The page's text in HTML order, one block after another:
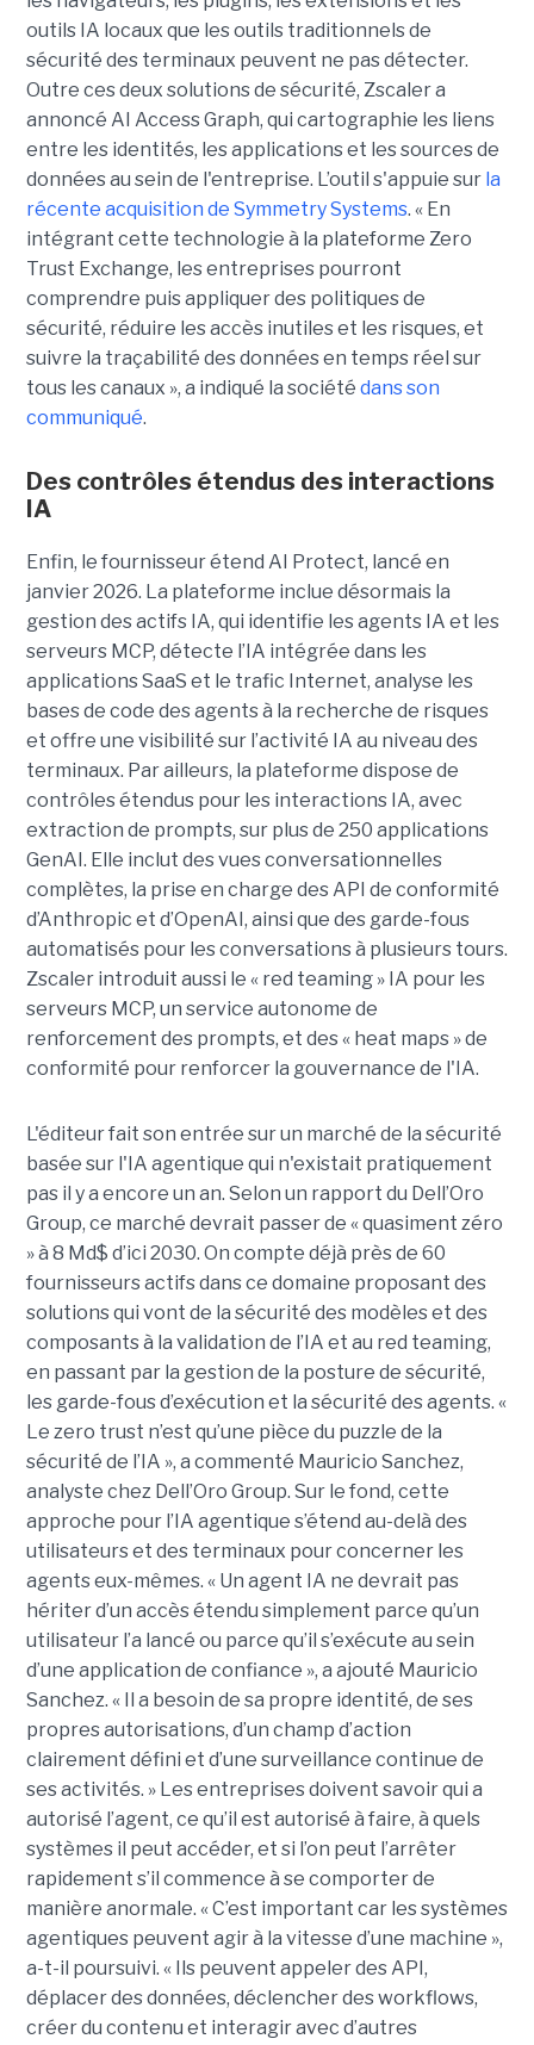
outils IA locaux que les outils traditionnels de
sécurité des terminaux peuvent ne pas détecter.
Outre ces deux solutions de sécurité, Zscaler a
annoncé AI Access Graph, qui cartographie les liens
entre les identités, les applications et les sources de
données au sein de l'entreprise. L’outil s'appuie sur la
récente acquisition de Symmetry Systems. « En
intégrant cette technologie à la plateforme Zero
Trust Exchange, les entreprises pourront
comprendre puis appliquer des politiques de
sécurité, réduire les accès inutiles et les risques, et
suivre la traçabilité des données en temps réel sur
tous les canaux », a indiqué la société dans son
communiqué.
Des contrôles étendus des interactions
IA
Enfin, le fournisseur étend AI Protect, lancé en
janvier 2026. La plateforme inclue désormais la
gestion des actifs IA, qui identifie les agents IA et les
serveurs MCP, détecte l’IA intégrée dans les
applications SaaS et le trafic Internet, analyse les
bases de code des agents à la recherche de risques
et offre une visibilité sur l’activité IA au niveau des
terminaux. Par ailleurs, la plateforme dispose de
contrôles étendus pour les interactions IA, avec
extraction de prompts, sur plus de 250 applications
GenAI. Elle inclut des vues conversationnelles
complètes, la prise en charge des API de conformité
d’Anthropic et d’OpenAI, ainsi que des garde-fous
automatisés pour les conversations à plusieurs tours.
Zscaler introduit aussi le « red teaming » IA pour les
serveurs MCP, un service autonome de
renforcement des prompts, et des « heat maps » de
conformité pour renforcer la gouvernance de l'IA.
L'éditeur fait son entrée sur un marché de la sécurité
basée sur l'IA agentique qui n'existait pratiquement
pas il y a encore un an. Selon un rapport du Dell’Oro
Group, ce marché devrait passer de « quasiment zéro
» à 8 Md$ d’ici 2030. On compte déjà près de 60
fournisseurs actifs dans ce domaine proposant des
solutions qui vont de la sécurité des modèles et des
composants à la validation de l’IA et au red teaming,
en passant par la gestion de la posture de sécurité,
les garde-fous d’exécution et la sécurité des agents. «
Le zero trust n’est qu’une pièce du puzzle de la
sécurité de l’IA », a commenté Mauricio Sanchez,
analyste chez Dell’Oro Group. Sur le fond, cette
approche pour l’IA agentique s’étend au-delà des
utilisateurs et des terminaux pour concerner les
agents eux-mêmes. « Un agent IA ne devrait pas
hériter d’un accès étendu simplement parce qu’un
utilisateur l’a lancé ou parce qu’il s’exécute au sein
d’une application de confiance », a ajouté Mauricio
Sanchez. « Il a besoin de sa propre identité, de ses
propres autorisations, d’un champ d’action
clairement défini et d’une surveillance continue de
ses activités. » Les entreprises doivent savoir qui a
autorisé l’agent, ce qu’il est autorisé à faire, à quels
systèmes il peut accéder, et si l’on peut l’arrêter
rapidement s’il commence à se comporter de
manière anormale. « C’est important car les systèmes
agentiques peuvent agir à la vitesse d’une machine »,
a-t-il poursuivi. « Ils peuvent appeler des API,
déplacer des données, déclencher des workflows,
créer du contenu et interagir avec d’autres